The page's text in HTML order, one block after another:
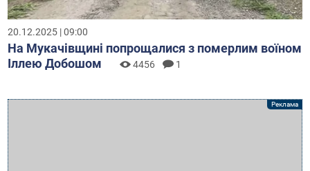
20.12.2025 | 09:00
На Мукачівщині попрощалися з померлим воїном
Іллею Добошом
4456 1